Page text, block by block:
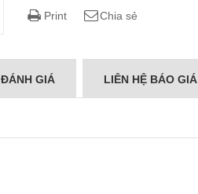
Print Chia sẻ
ĐÁNH GIÁ LIÊN HỆ BÁO GIÁ